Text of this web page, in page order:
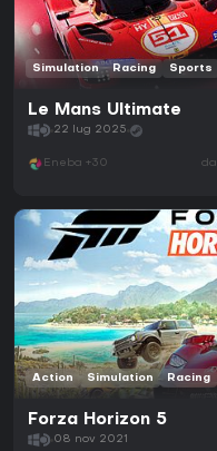
Simulation Racing Sports
Le Mans Ultimate
22 lug 2025
Eneba +30 da
Action Simulation Racing
Forza Horizon 5
08 nov 2021